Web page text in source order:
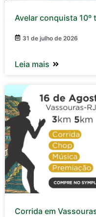
Avelar conquista 10º
31 de julho de 2026
Leia mais
Corrida em